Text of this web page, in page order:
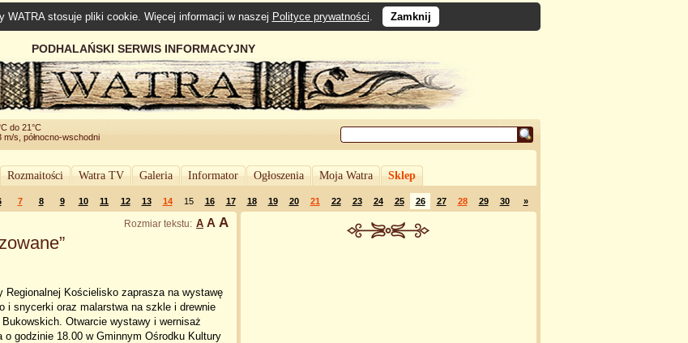
WATRA stosuje pliki cookie. Więcej informacji w naszej Polityce prywatności. Zamknij
PODHALAŃSKI SERWIS INFORMACYJNY
do 21°C
m/s, północno-wschodni
Rozmaitości Watra TV Galeria Informator Ogłoszenia Moja Watra Sklep
7 8 9 10 11 12 13 14 15 16 17 18 19 20 21 22 23 24 25 26 27 28 29 30 »
Rozmiar tekstu: A A A
Regionalnej Kościelisko zaprasza na wystawę
i snycerki oraz malarstwa na szkle i drewnie
Otwarcie wystawy i wernisaż
o godzinie 18.00 w Gminnym Ośrodku Kultury